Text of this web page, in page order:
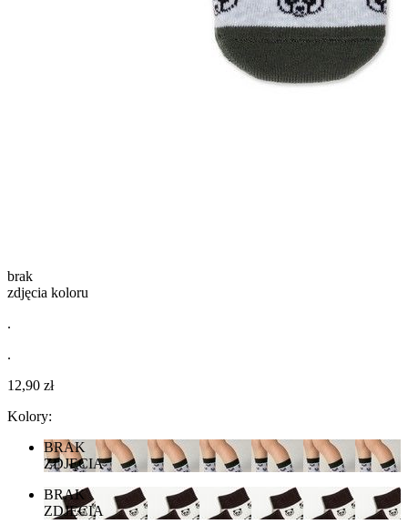
brak
zdjęcia koloru
.
.
12,90 zł
Kolory:
BRAK
ZDJĘCIA
BRAK
ZDJĘCIA